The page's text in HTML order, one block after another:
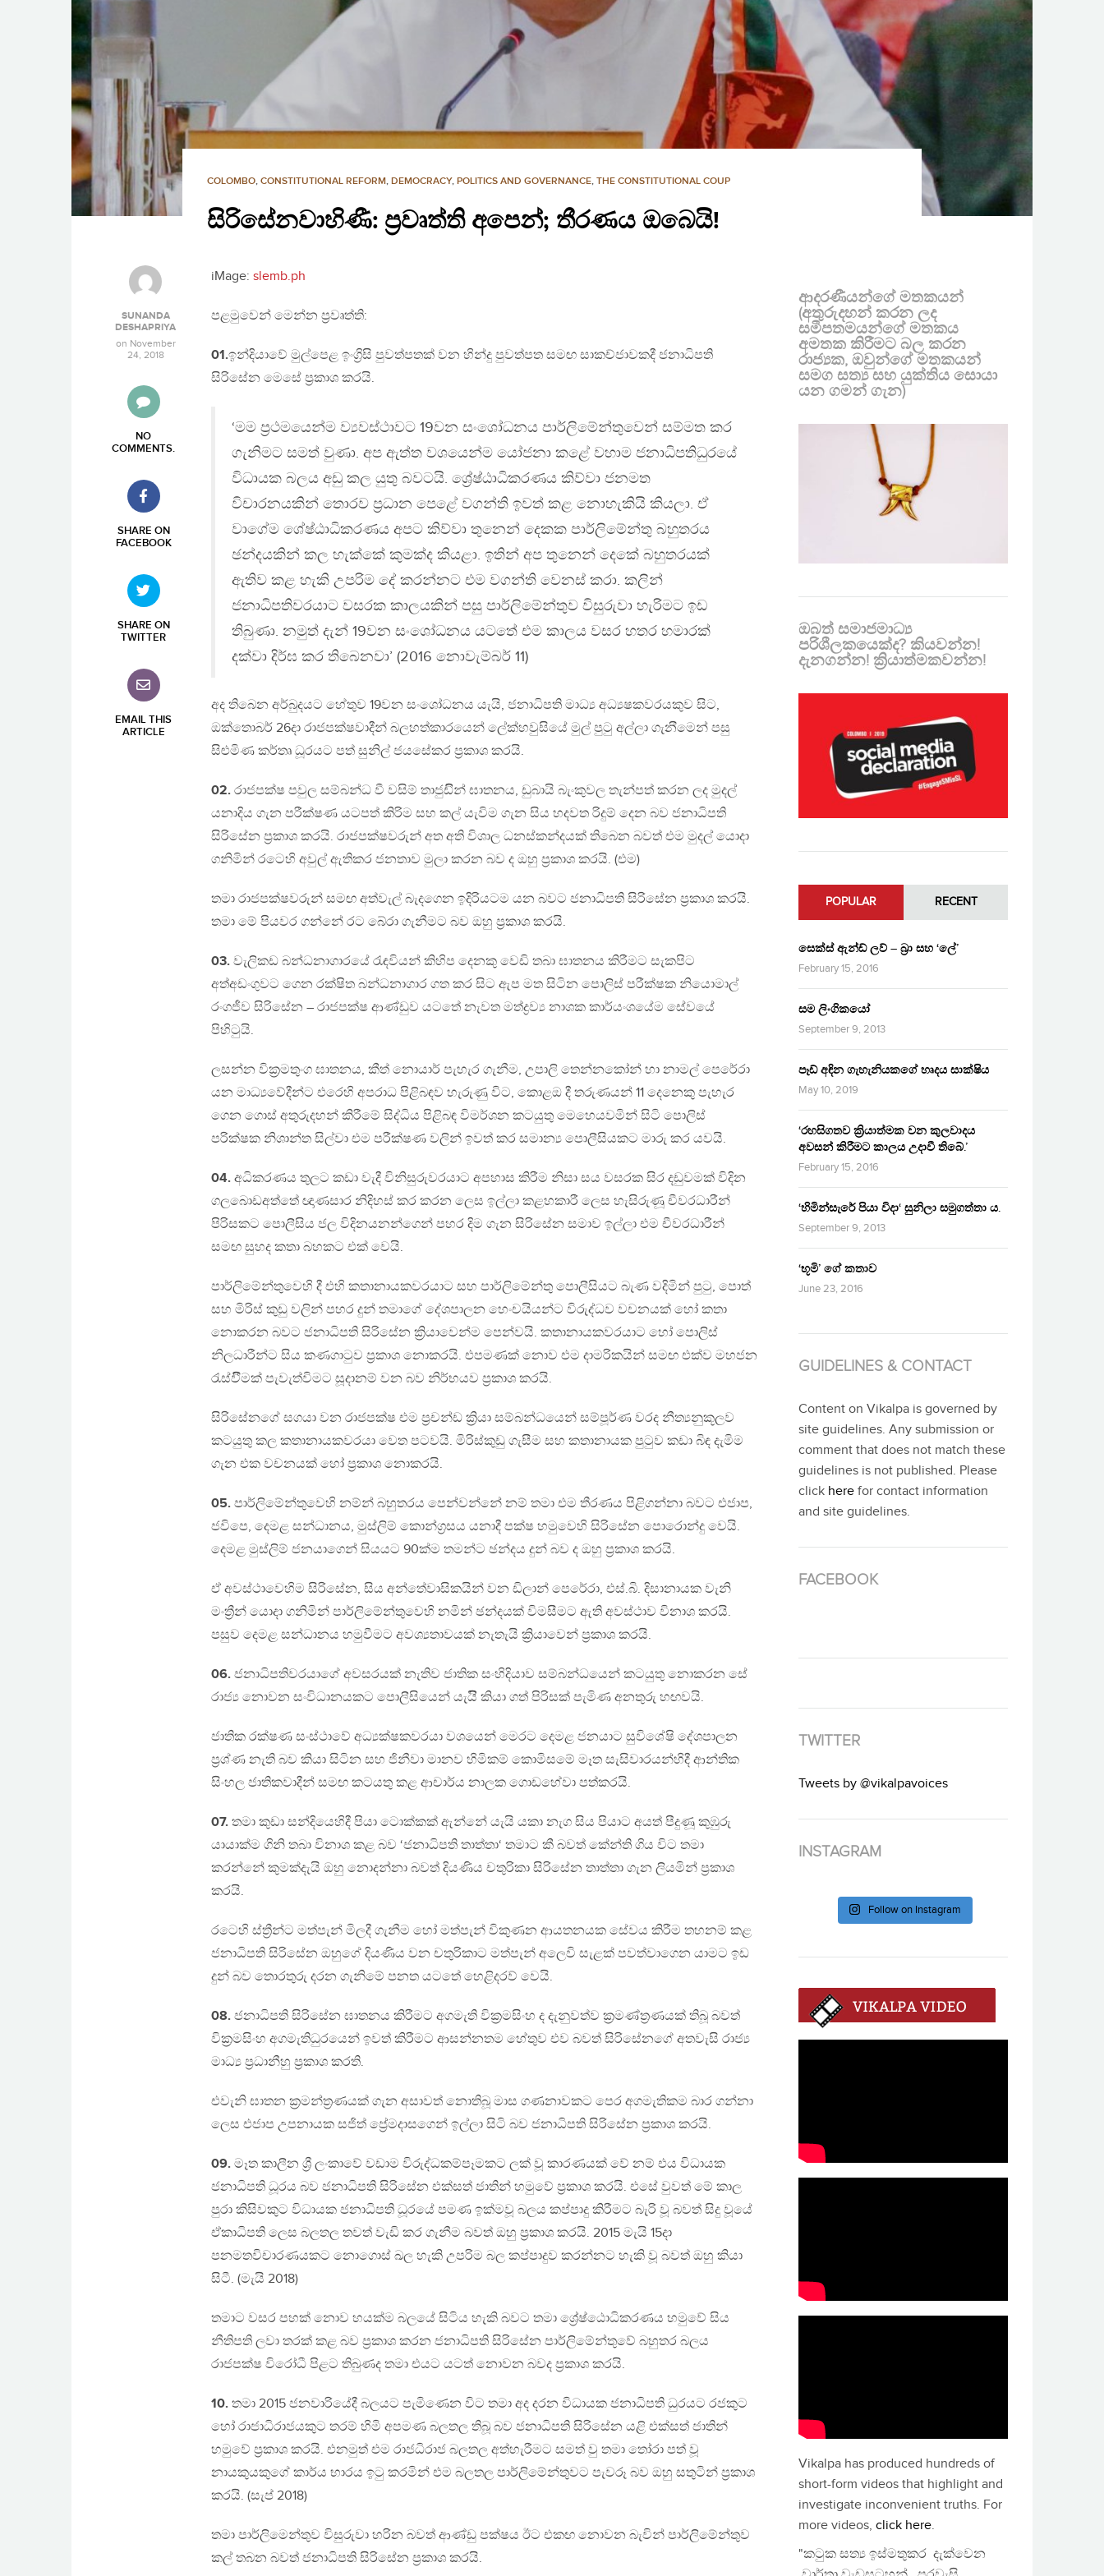
COLOMBO, CONSTITUTIONAL REFORM, DEMOCRACY, POLITICS AND GOVERNANCE, THE CONSTITUTIONAL COUP
සිරිසේනවාහිණී: ප්‍රවෘත්ති අපෙන්; තීරණය ඔබෙයි!
SUNANDA
DESHAPRIYA
on November
24, 2018
NO
COMMENTS.
SHARE ON
FACEBOOK
SHARE ON
TWITTER
EMAIL THIS
ARTICLE
iMage: slemb.ph
පළමුවෙන් මෙන්න ප්‍රවෘත්ති:
01.ඉන්දියාවේ මුල්පෙළ ඉංග්‍රිසි පුවත්පතක් වන හින්දු පුවත්පත සමඟ සාකච්ජාවකදී ජනාධිපති
සිරිසේන මෙසේ ප්‍රකාශ කරයි.
‘මම ප්‍රථමයෙන්ම ව්‍යවස්ථාවට 19වන සංශෝධනය පාර්ලිමේන්තුවෙන් සම්මත කර
ගැනිමට සමත් වුණා. අප ඇත්ත වශයෙන්ම යෝජනා කළේ වහාම ජනාධිපතිධුරයේ
විධායක බලය අඩු කල යුතු බවටයි. ශ්‍රේෂ්ඨාධිකරණය කිව්වා ජනමත
විචාරනයකින් තොරව ප්‍රධාන පෙළේ වගන්ති ඉවත් කළ නොහැකියි කියලා. ඒ
වාගේම ශේෂ්ඨාධිකරණය අපට කිව්වා තුනෙන් දෙකක පාර්ලිමේන්තු බහුතරය
ඡන්දයකින් කල හැක්කේ කුමක්ද කියළා. ඉතින් අප තුනෙන් දෙකේ බහුතරයක්
ඇතිව කළ හැකි උපරිම දේ කරන්නට එම වගන්ති වෙනස් කරා. කලින්
ජනාධිපතිවරයාට වසරක කාලයකින් පසු පාර්ලිමේන්තුව විසුරුවා හැරිමට ඉඩ
තිබුණා. නමුත් දැන් 19වන සංශෝධනය යටතේ එම කාලය වසර හතර හමාරක්
දක්වා දිර්ඝ කර තිබෙනවා’ ‍(2016 නොවැම්බර් 11)
අද තිබෙන අර්බුදයට හේතුව 19වන සංශෝධනය යැයි, ජනාධිපති මාධ්‍ය අධ්‍යෂකවරයකුව සිට,
ඔක්තොබර් 26දා රාජපක්ෂවාදීන් බලහත්කාරයෙන් ලේක්හවුසියේ මුල් පුටු අල්ලා ගැන‍ීමෙන් පසු
සිළුමිණ කර්තෘ ධූරයට පත් සුනිල් ජයසේකර ප්‍රකාශ කරයි.
02. රාජපක්ෂ පවුල සම්බන්ධ වී වසිම් තාජුඩිින් ඝාතනය, ඩුබායි බැංකුවල තැන්පත් කරන ලද මුදල්
යනාදිය ගැන පරීක්ෂණ යටපත් කිරිම සහ කල් යැවිම ගැන සිය හදවත රිදුම් දෙන බව ජනාධිපති
සිරිසේන ප්‍රකාශ කරයි. රාජපක්ෂවරුන් අත අති විශාල ධනස්කන්දයක් තිබෙන බවත් එම මුදල් යොදා
ගනිමින් රටෙහි අවුල් ඇතිකර ජනතාව මුලා කරන බව ද ඔහු ප්‍රකාශ කරයි. (එම)
තමා රාජපක්ෂවරුන් සමඟ අත්වැල් බැදගෙන ඉදිරියටම යන බවට ජනාධිපති සිරිසේන ප්‍රකාශ කරයි.
තමා මේ පියවර ගන්නේ රට බේරා ගැනීමට බව ඔහු ප්‍රකාශ කරයි.
03. වැලිකඩ බන්ධනාගාරයේ රැඳවියන් කිහිප දෙනකු වෙඩි තබා ඝාතනය කිරීමට සැකපිට
අත්අඩංගුවට ගෙන රක්ෂිත බන්ධනාගාර ගත කර සිට ඇප මත සිටින පොලිස් පරීක්ෂක නියොමාල්
රංගජීව සිරිසේන – රාජපක්ෂ ආණ්ඩුව යටතේ නැවත මත්ද්‍රව්‍ය නාශක කාර්යංශයේම සේවයේ
පිහිටුයි.
ලසන්න වික්‍රමතුංග ඝාතනය, කීත් නොයාර් පැහැර ගැනීම, උපාලි තෙන්නකෝන් හා නාමල් පෙරේරා
යන මාධ්‍යවේදීන්ට එරෙහි අපරාධ පිළිබඳව හැරුණු විට, කොළඔ දී තරුණයන් 11 දෙනෙකු පැහැර
ගෙන ගොස් අතුරුදහන් කිරීමේ සිද්ධිය පිළිබඳ විමර්ශන කටයුතු මෙහෙයවමින් සිටි පොලිස්
පරික්ෂක නිශාන්ත සිල්වා එම පරීක්ෂණ වලින් ඉවත් කර සමාන්‍ය පොලීසියකට මාරු කර යවයි.
04. අධිකරණය තුලට කඩා වැදී විනිසුරුවරයාට අපහාස කිරීම නිසා සය වසරක සිර දඩුවමක් විදින
ගලබොඩඅත්තේ ඥාණසාර නිදිහස් කර කරන ලෙස ඉල්ලා කළහකාරී ලෙස හැසිරුණූ චීවරධාරීන්
පිරිසකට පොලීසිය ජල විදිනයනන්ගෙන් පහර දිම ගැන සිරිසේන සමාව ඉල්ලා එම චීවරධාරීන්
සමඟ සුහද කතා බහකට එක් වෙයි.
පාර්ලිමේන්තුවෙහි දී එහි කතානායකවරයාට සහ පාර්ලිමේන්තු පොලීසියට බැණ වදිමින් පුටු, පොත්
සහ මිරිස් කුඩු වලින් පහර දුන් තමාගේ දේශපාලන හෙංචයියන්ට විරුද්ධව වචනයක් හෝ කතා
නොකරන බවට ජනාධිපති සිරිසේන ක්‍රියාවෙන්ම පෙන්වයි. කතානායකවරයාට හෝ පොලිස්
නිලධාරීන්ට සිය කණගාටුව ප්‍රකාශ නොකරයි. එපමණක් නොව එම දාමරිකයින් සමඟ එක්ව මහජන
රැස්විීමක් පැවැත්විමට සූදානම් වන බව නිර්භයව ප්‍රකාශ කරයි.
සිරිසේනගේ සගයා වන රාජපක්ෂ එම ප්‍රචන්ඩ ක්‍රියා සම්බන්ධයෙන් සම්පූර්ණ වරද නීත්‍යනුකූලව
කටයුතු කල කතානායකවරයා වෙත පටවයි. මිරිස්කුඩු ගැසීම සහ කතානායක පුටුව කඩා බිඳ දැමිම
ගැන එක වචනයක් හෝ ප්‍රකාශ නොකරයි.
05. පාර්ලිමේන්තුවෙහි නම්න් බහුතරය පෙන්වන්නේ නම් තමා එම තීරණය පිළිගන්නා බවට එජාප,
ජවිපෙ, දෙමළ සන්ධානය, මුස්ලිම් කොන්ග්‍රසය යනාදී පක්ෂ හමුවෙහි සිරිසේන පොරොන්දු වෙයි.
දෙමළ මුස්ලිම් ජනයාගෙන් සියයට 90ක්ම තමන්ට ඡන්දය දුන් බව ද ඔහු ප්‍රකාශ කරයි.
ඒ අවස්ථාවෙහිම සිරිසේන, සිය අන්තේවාසිකයින් වන ඩිලාන් පෙරේරා, එස්.බි. දිසානායක වැනි
මංත්‍රීන් යොදා ගනිමින් පාර්ලිමේන්තුවෙහි නමින් ඡන්දයක් විමසීමට ඇති අවස්ථාව විනාශ කරයි.
පසුව දෙමළ සන්ධානය හමුවීමට අවශ්‍යතාවයක් නැතැයි ක්‍රියාවෙන් ප්‍රකාශ කරයි.
06. ජනාධිපතිවරයාගේ අවසරයක් නැතිව ජාතික සංහිදියාව සම්බන්ධයෙන් කටයුතු නොකරන සේ
රාජ්‍ය නොවන සංවිධානයකට පොලීසියෙන් යැයිි කියා ගත් පිරිසක් පැමිණ අනතුරු හඟවයි.
ජාතික රක්ෂණ සංස්ථාවේ අධ්‍යක්ෂකවරයා වශයෙන් මෙරට දෙමළ ජනයාට සුවිශේෂි දේශපාලන
ප්‍රශ්ණ නැති බව කියා සිටින සහ ජිනීවා මානව හිමිකම් කොමිසමේ මෑත සැසිවාරයන්හිදී ආන්තික
සිංහල ජාතිකවාදීන් සමඟ කටයතු කළ ආචාර්ය නාලක ගොඩහේවා පත්කරයි.
07. තමා කුඩා සන්දියෙහිදී පියා ටොක්කක් ඇන්නේ යැයි යකා නැග සිය පියාට අයත් පීදුණූ කුඹුරු
යායාක්ම ගිනි තබා විනාශ කළ බව ‘ජනාධිපති තාත්තා‘ තමාට කී බවත් කේන්ති ගිය විට තමා
කරන්නේ කුමක්දැයි ඔහු නොදන්නා බවත් දියණිය චතුරිකා සිරිසේන තාත්තා ගැන ලියමින් ප්‍රකාශ
කරයි.
රටෙහි ස්ත්‍රීන්ට මත්පැන් මිලදී ගැනීම හෝ මත්පැන් විකුණන ආයතනයක සේවය කිරීම තහනම් කළ
ජනාධිපති සිරිසේන ඔහුගේ දියණිය වන චතුරිකාට මත්පැන් අලෙවි සැළක් පවත්වාගෙන යාමට ඉඩ
දුන් බව තොරතුරු දරන ගැනිමේ පනත යටතේ හෙළිදරව් වෙයි.
08. ජනාධිපති සිරිසේන ඝාතනය කිරීමට අගමැති වික්‍රමසිංහ ද දැනුවත්ව ක්‍රමණ්ත්‍රණයක් තිබූ බවත්
වික්‍රමසිංහ අගමැතිධුරයෙන් ඉවත් කිරීමට ආසන්නතම හේතුව එව බවත් සිරිසේනගේ අතවැසි රාජ්‍ය
මාධ්‍ය ප්‍රධානීහු ප්‍රකාශ කරති.
එවැනි ඝාතන ක්‍රමන්ත්‍රණයක් ගැන අසාවත් නොතිබූ මාස ගණනාවකට පෙර අගමැතිකම බාර ගන්නා
ලෙස එජාප උපනායක සජිත් ප්‍රේමදාසගෙන් ඉල්ලා සිටි බව ජනාධිපති සිරිසේන ප්‍රකාශ කරයි.
09. මෑත කාලීන ශ්‍රී ලංකාවේ වඩාම විරුද්ධකම්පෑමකට ලක් වූ කාරණයක් වේ නම් එය විධායක
ජනාධිපති ධූරය බව ජනාධිපති සිරිසේන එක්සත් ජාතින් හමුවේ ප්‍රකාශ කරයි. එසේ වුවත් මේ කාල
පුරා කිසිවකුට විධායක ජනාධිපති ධූරයේ පමණ ඉක්මවූ බලය කප්පාදු කිරීමට බැරි වූ බවත් සිදු වූයේ
ඒකාධිපති ලෙස බලතල තවත් වැඩි කර ගැනීම බවත් ඔහු ප්‍රකාශ කරයි. 2015 මැයි 15දා
පනමතවිචාරණයකට නොගොස් ඛල හැකි උපරිම බල කප්පාදුව කරන්නට හැකි වූ බවත් ඔහු කියා
සිටී. (මැයි 2018)
තමාට වසර පහක් නොව හයක්ම බලයේ සිටිය හැකි බවට තමා ශ්‍රේෂ්ඨාෙධිකරණය හමුවේ සිය
නීතිපති ලවා තරක් කළ බව ප්‍රකාශ කරන ජනාධිපති සිරිසේන පාර්ලිමේන්තුවේ බහුතර බලය
රාජපක්ෂ විරෝධී පිළට තිබුණද තමා එයට යටත් නොවන බවද ප්‍රකාශ කරයි.
10. තමා 2015 ජනවාරියේදී බලයට පැමිණෙන විට තමා අද දරන විධායක ජනාධිපති ධුරයට රජකුට
හෝ රාජාධිරාජයකුට තරම් හිමි අපමණ බලතල තිබූ බව ජනාධිපති සිරිසේන යළි එක්සත් ජාතින්
හමුවේ ප්‍රකාශ කරයි. එනමුත් එම රාජධිරාජ බලතල අත්හැරීමට සමත් වු තමා තෝරා පත් වූ
නායකුයකුගේ කාර්ය භාරය ඉටු කරමින් එම බලතල පාර්ලිමේන්තුවට පැවරූ බව ඔහු සතුටින් ප්‍රකාශ
කරයි. (සැප් 2018)
තමා පාර්ලිමෙන්තුව විසුරුවා හරින බවත් ආණ්ඩු පක්ෂය ඊට එකඟ නොවන බැවින් පාර්ලිමේන්තුව
කල් තබන බවත් ජනාධිපති සිරිසේන ප්‍රකාශ කරයි.
ආදරණීයන්ගේ මතකයන්
(අතුරුදහන් කරන ලද
සමීපතමයන්ගේ මතකය
අමතක කිරීමට බල කරන
රාජ්‍යක, ඔවුන්ගේ මතකයන්
සමග සත්‍ය සහ යුක්තිය සොයා
යන ගමන් ගැන)
ඔබත් සමාජමාධ්‍ය
පරිශීලකයෙක්ද? කියවන්න!
දැනගන්න! ක්‍රියාත්මකවන්න!
POPULAR RECENT
සෙක්ස් ඇන්ඩ් ලව් – බ්‍රා සහ ‘ලේ’
February 15, 2016
සම ලිංගිකයෝ
September 9, 2013
පෑඩ් අඳින ගැහැනියකගේ හෘදය සාක්ෂිය
May 10, 2019
‘රහසිගතව ක්‍රියාත්මක වන කුලවාදය
අවසන් කිරීමට කාලය උදාවී තිබේ.’
February 15, 2016
‘හිමින්සැරේ පියා විදා‘ සුනිලා සමුගත්තා ය.
September 9, 2013
‘භූමි’ ගේ කතාව
June 23, 2016
GUIDELINES & CONTACT
Content on Vikalpa is governed by
site guidelines. Any submission or
comment that does not match these
guidelines is not published. Please
click here for contact information
and site guidelines.
FACEBOOK
TWITTER
Tweets by @vikalpavoices
INSTAGRAM
Follow on Instagram
Vikalpa has produced hundreds of
short-form videos that highlight and
investigate inconvenient truths. For
more videos, click here.
"කටුක සත්‍ය ඉස්මතුකර දැක්වෙන